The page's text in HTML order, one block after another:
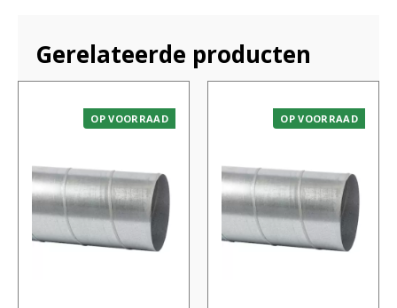
Gerelateerde producten
OP VOORRAAD OP VOORRAAD